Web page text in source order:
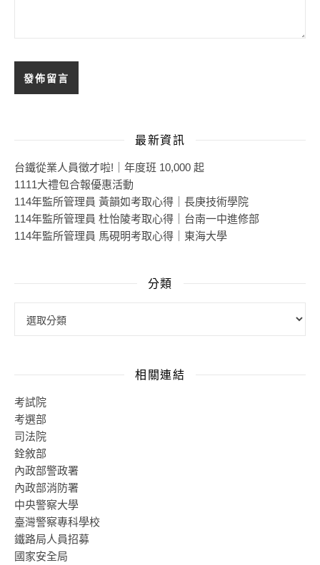
最新資訊
台鐵從業人員徵才啦!｜年度班 10,000 起
1111大禮包合報優惠活動
114年監所管理員 黃韻如考取心得｜長庚技術學院
114年監所管理員 杜怡陵考取心得｜台南一中進修部
114年監所管理員 馬硯明考取心得｜東海大學
分類
相關連結
考試院
考選部
司法院
銓敘部
內政部警政署
內政部消防署
中央警察大學
臺灣警察專科學校
鐵路局人員招募
國家安全局